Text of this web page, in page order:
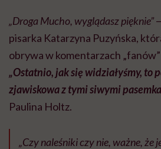
„Droga Mucho, wyglądasz pięknie”
pisarka Katarzyna Puzyńska,
obrywa w komentarzach
„Ostatnio, jak się widziałyśmy, to
zjawiskowa z tymi siwymi
Paulina Holtz.
„Czy naleśniki czy nie, ważne, że